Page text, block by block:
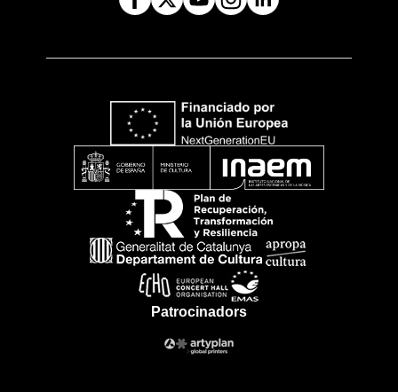
Patrocinadors